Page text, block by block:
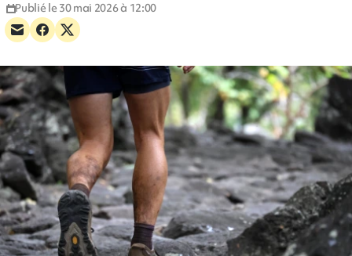
Publié le 30 mai 2026 à 12:00